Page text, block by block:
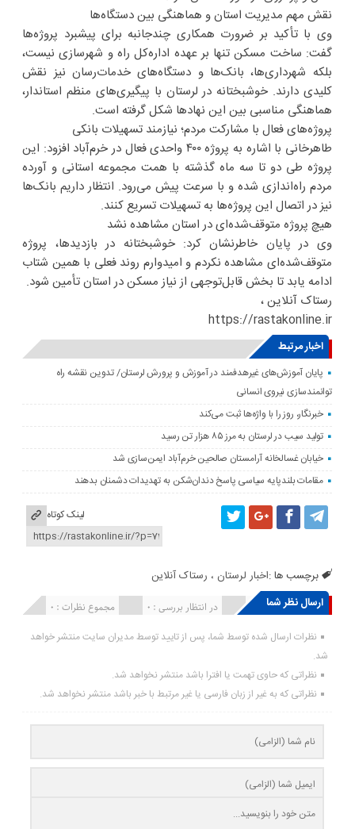
نقش مهم مدیریت استان و هماهنگی بین دستگاه‌ها
وی با تأکید بر ضرورت همکاری چندجانبه برای پیشبرد پروژه‌ها
گفت: ساخت مسکن تنها بر عهده اداره‌کل راه و شهرسازی نیست،
بلکه شهرداری‌ها، بانک‌ها و دستگاه‌های خدمات‌رسان نیز نقش
کلیدی دارند. خوشبختانه در لرستان با پیگیری‌های منظم استاندار،
هماهنگی مناسبی بین این نهادها شکل گرفته است.
پروژه‌های فعال با مشارکت مردم؛ نیازمند تسهیلات بانکی
طاهرخانی با اشاره به پروژه ۴۰۰ واحدی فعال در خرم‌آباد افزود: این
پروژه طی دو تا سه ماه گذشته با همت مجموعه استانی و آورده
مردم راه‌اندازی شده و با سرعت پیش می‌رود. انتظار داریم بانک‌ها
نیز در اتصال این پروژه‌ها به تسهیلات تسریع کنند.
هیچ پروژه متوقف‌شده‌ای در استان مشاهده نشد
وی در پایان خاطرنشان کرد: خوشبختانه در بازدیدها، پروژه
متوقف‌شده‌ای مشاهده نکردم و امیدوارم روند فعلی با همین شتاب
ادامه یابد تا بخش قابل‌توجهی از نیاز مسکن در استان تأمین شود.
رستاک آنلاین ،
https://rastakonline.ir
اخبار مرتبط
پایان آموزش‌های غیرهدفمند در آموزش و پرورش لرستان/ تدوین نقشه راه
توانمندسازی نیروی انسانی
خبرنگار، روز را با واژه‌ها ثبت می‌کند
تولید سیب در لرستان به مرز ۸۵ هزار تن رسید
خیابان غسالخانه آرامستان صالحین خرم‌آباد ایمن‌سازی شد
مقامات بلندپایه سیاسی پاسخ دندان‌شکن به تهدیدات دشمنان بدهند
لینک کوتاه
برچسب ها :اخبار لرستان ، رستاک آنلاین
ارسال نظر شما
مجموع نظرات : 0 در انتظار بررسی : 0 انتشار یافته : ۰
نظرات ارسال شده توسط شما، پس از تایید توسط مدیران سایت منتشر خواهد
شد.
نظراتی که حاوی تهمت یا افترا باشد منتشر نخواهد شد.
نظراتی که به غیر از زبان فارسی یا غیر مرتبط با خبر باشد منتشر نخواهد شد.